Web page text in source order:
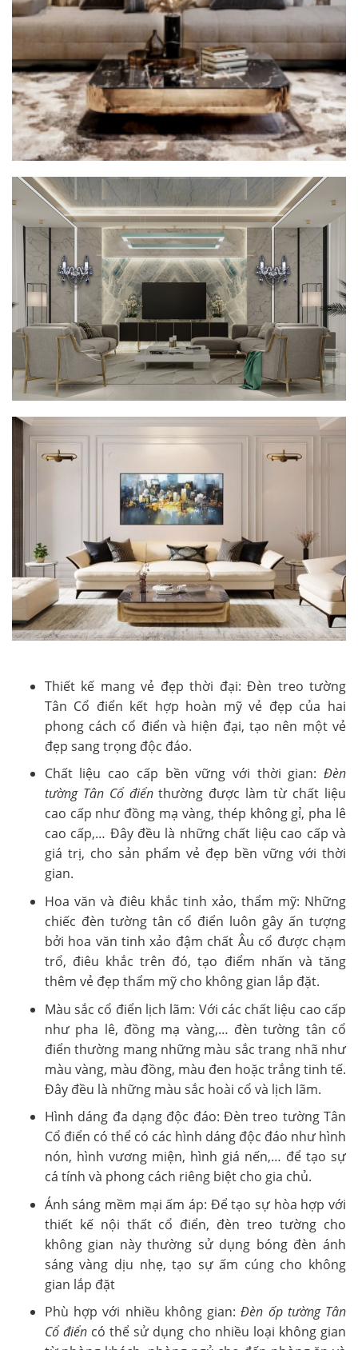
Thiết kế mang vẻ đẹp thời đại:Đèn treo tường
Tân Cổ điển kết hợp hoàn mỹ vẻ đẹp của hai
phong cách cổ điển và hiện đại, tạo nên một vẻ
đẹp sang trọng độc đáo.
Chất liệu cao cấp bền vững với thời gian: Đèn
tường Tân Cổ điểnthường được làm từ chất liệu
cao cấp như đồng mạ vàng, thép không gỉ, pha lê
cao cấp,… Đây đều là những chất liệu cao cấp và
giá trị, cho sản phẩm vẻ đẹp bền vững với thời
gian.
Hoa văn và điêu khắc tinh xảo, thẩm mỹ: Những
chiếc đèn tường tân cổ điển luôn gây ấn tượng
bởi hoa văn tinh xảo đậm chất Âu cổ được chạm
trổ, điêu khắc trên đó, tạo điểm nhấn và tăng
thêm vẻ đẹp thẩm mỹ cho không gian lắp đặt.
Màu sắc cổ điển lịch lãm: Với các chất liệu cao cấp
như pha lê, đồng mạ vàng,… đèn tường tân cổ
điển thường mang những màu sắc trang nhã như
màu vàng, màu đồng, màu đen hoặc trắng tinh tế.
Đây đều là những màu sắc hoài cổ và lịch lãm.
Hình dáng đa dạng độc đáo: Đèn treo tường Tân
Cổ điển có thể có các hình dáng độc đáo như hình
nón, hình vương miện, hình giá nến,… để tạo sự
cá tính và phong cách riêng biệt cho gia chủ.
Ánh sáng mềm mại ấm áp: Để tạo sự hòa hợp với
thiết kế nội thất cổ điển, đèn treo tường cho
không gian này thường sử dụng bóng đèn ánh
sáng vàng dịu nhẹ, tạo sự ấm cúng cho không
gian lắp đặt
Phù hợp với nhiều không gian:Đèn ốp tường Tân
Cổ điểncó thể sử dụng cho nhiều loại không gian